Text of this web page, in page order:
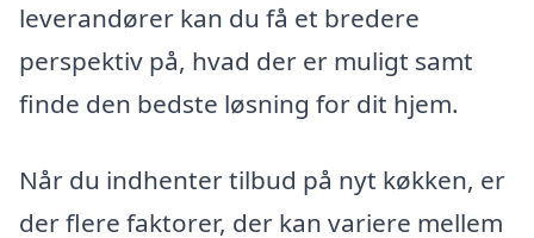
leverandører kan du få et bredere
perspektiv på, hvad der er muligt samt
finde den bedste løsning for dit hjem.
Når du indhenter tilbud på nyt køkken, er
der flere faktorer, der kan variere mellem